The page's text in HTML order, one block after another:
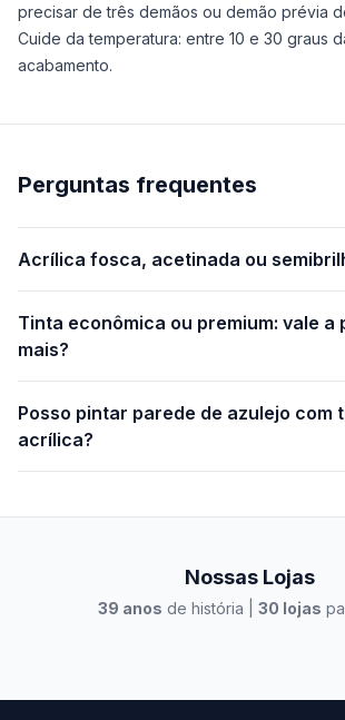
precisar de três demãos ou demão prévia
Cuide da temperatura: entre 10 e 30 graus
acabamento.
Perguntas frequentes
Acrílica fosca, acetinada ou
Tinta econômica ou premium: vale a
mais?
Posso pintar parede de azulejo com
acrílica?
Nossas Lojas
39 anos de história | 30 lojas